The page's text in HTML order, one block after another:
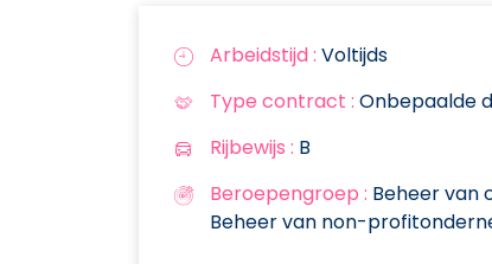
Arbeidstijd : Voltijds
Type contract : Onbepaalde
Rijbewijs : B
Beroepengroep : Beheer van
Beheer van non-